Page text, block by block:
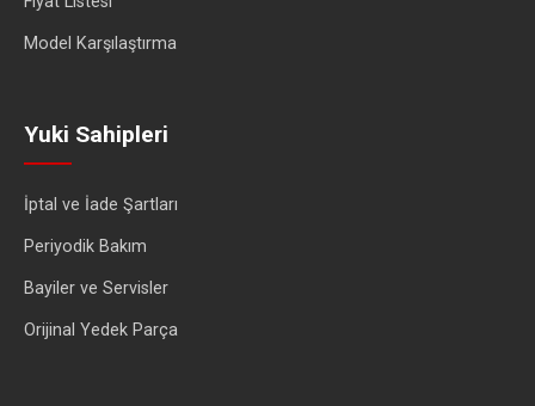
Model Karşılaştırma
Yuki Sahipleri
İptal ve İade Şartları
Periyodik Bakım
Bayiler ve Servisler
Orijinal Yedek Parça